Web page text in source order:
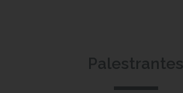
Palestrantes